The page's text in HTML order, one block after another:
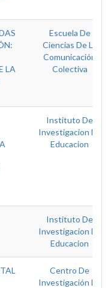
LA
Escuela De
Ciencias De La
Comunicación
Colectiva
Instituto De
Investigacion En
Educacion
Instituto De
Investigacion En
Educacion
Centro De
Investigación En